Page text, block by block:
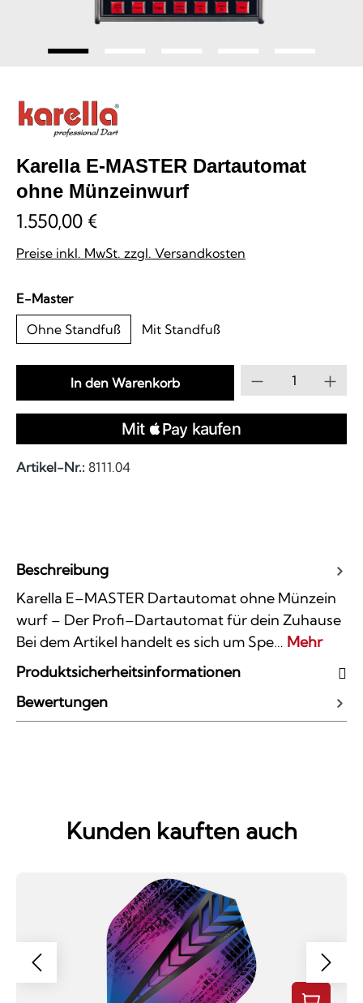
Karella E-MASTER Dartautomat
ohne Münzeinwurf
1.550,00 €
Preise inkl. MwSt. zzgl. Versandkosten
E-Masterauswählen
Ohne Standfuß
Mit Standfuß
Produkt
In den Warenkorb
Artikel-Nr.: 8111.04
Beschreibung
Karella E–MASTER Dartautomat ohne Münzein
wurf – Der Profi–Dartautomat für dein Zuhause
Bei dem Artikel handelt es sich um Spe… Mehr
Produktsicherheitsinformationen
Bewertungen
Kunden kauften auch